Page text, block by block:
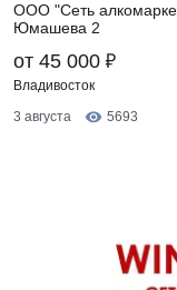
ООО "Сеть
Юмашева 2
от 45 000 ₽
Владивосток
3 августа
5693